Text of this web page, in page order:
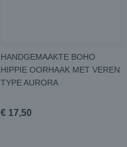
HANDGEMAAKTE BOHO
HIPPIE OORHAAK MET VEREN
TYPE AURORA
€ 17,50